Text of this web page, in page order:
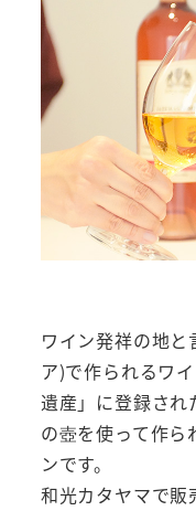
ワイン発祥の地
ア)で作られるワ
遺産」に登録され
の壺を使って作ら
ンです。
和光カタヤマで販